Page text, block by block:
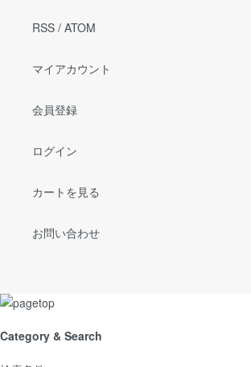
RSS / ATOM
マイアカウント
会員登録
ログイン
カートを見る
お問い合わせ
Category & Search